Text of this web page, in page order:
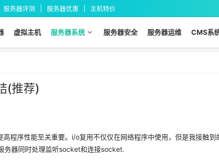
服务器评测 服务器优惠 主机特价
虚拟主机 服务器系统 服务器安全 服务器运维 CMS系
(推荐)
程序性能至关重要。i/o复用不仅仅在网络程序中使用，但是我接触到
务器同时处理监听socket和连接socket.